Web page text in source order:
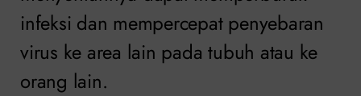
infeksi dan mempercepat penyebaran
virus ke area lain pada tubuh atau ke
orang lain.